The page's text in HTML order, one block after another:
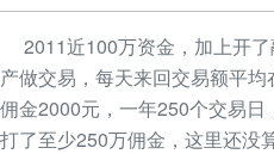
2011近100万资金，加上开
产做交易，每天来回交易额平
佣金2000元，一年250个交易
打了至少250万佣金，这里还没